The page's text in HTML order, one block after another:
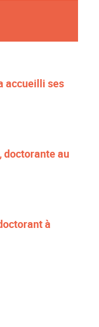
accueilli ses
doctorante au
à